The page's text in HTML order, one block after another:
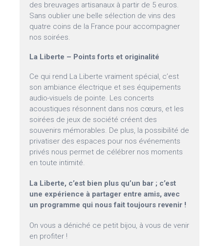
des breuvages artisanaux à partir de 5 euros.
Sans oublier une belle sélection de vins des
quatre coins de la France pour accompagner
nos soirées.
La Liberte – Points forts et originalité
Ce qui rend La Liberte vraiment spécial, c’est
son ambiance électrique et ses équipements
audio-visuels de pointe. Les concerts
acoustiques résonnent dans nos cœurs, et les
soirées de jeux de société créent des
souvenirs mémorables. De plus, la possibilité de
privatiser des espaces pour nos événements
privés nous permet de célébrer nos moments
en toute intimité.
La Liberte, c’est bien plus qu’un bar ; c’est
une expérience à partager entre amis, avec
un programme qui nous fait toujours revenir !
On vous a déniché ce petit bijou, à vous de venir
en profiter !